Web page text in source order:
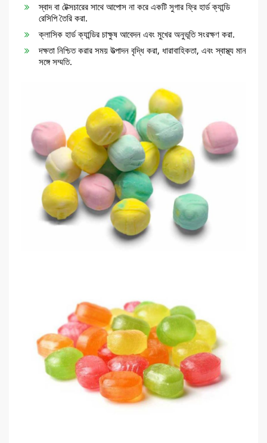
স্বাদ বা টেক্সচারের সাথে আপোস না করে একটি সুগার ফ্রি হার্ড ক্যান্ডি
রেসিপি তৈরি করা.
ক্লাসিক হার্ড ক্যান্ডির চাক্ষুষ আবেদন এবং মুখের অনুভূতি সংরক্ষণ করা.
দক্ষতা নিশ্চিত করার সময় উত্পাদন বৃদ্ধি করা, ধারাবাহিকতা, এবং স্বাস্থ্য মান
সঙ্গে সম্মতি.